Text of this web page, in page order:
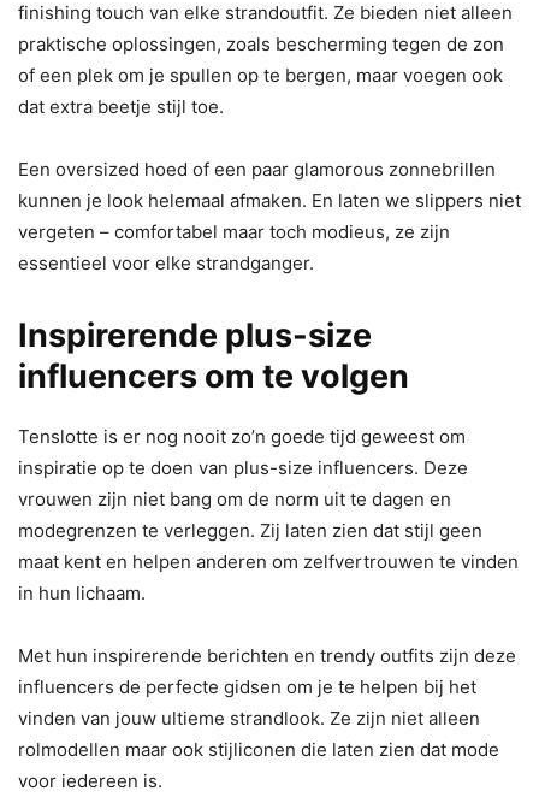
finishing touch van elke strandoutfit. Ze bieden niet alleen
praktische oplossingen, zoals bescherming tegen de zon
of een plek om je spullen op te bergen, maar voegen ook
dat extra beetje stijl toe.
Een oversized hoed of een paar glamorous zonnebrillen
kunnen je look helemaal afmaken. En laten we slippers niet
vergeten – comfortabel maar toch modieus, ze zijn
essentieel voor elke strandganger.
Inspirerende plus-size
influencers om te volgen
Tenslotte is er nog nooit zo’n goede tijd geweest om
inspiratie op te doen van plus-size influencers. Deze
vrouwen zijn niet bang om de norm uit te dagen en
modegrenzen te verleggen. Zij laten zien dat stijl geen
maat kent en helpen anderen om zelfvertrouwen te vinden
in hun lichaam.
Met hun inspirerende berichten en trendy outfits zijn deze
influencers de perfecte gidsen om je te helpen bij het
vinden van jouw ultieme strandlook. Ze zijn niet alleen
rolmodellen maar ook stijliconen die laten zien dat mode
voor iedereen is.